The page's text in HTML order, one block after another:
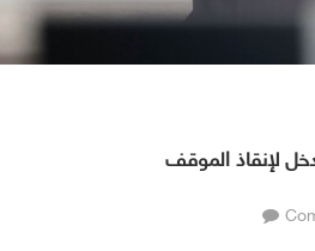
لإنقاذ الموقف